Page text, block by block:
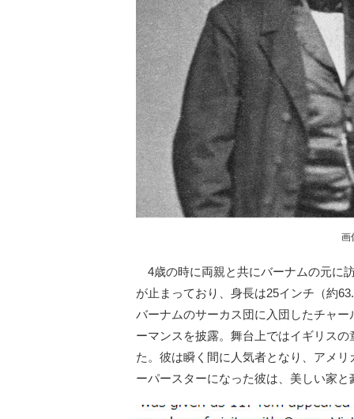
画
4歳の時に両親と共にバーナムの元に
が止まっており、身長は25インチ（約
バーナムのサーカス団に入団したチャ
ーマンスを披露。舞台上ではイギリス
た。彼は瞬く間に人気者となり、アメ
ーパースターになった彼は、美しい家